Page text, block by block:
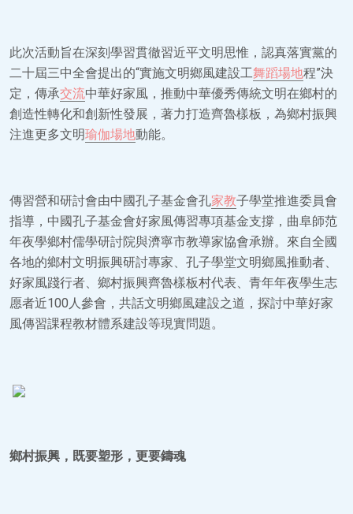
此次活動旨在深刻學習貫徹習近平文明思惟，認真落實黨的
二十屆三中全會提出的“實施文明鄉風建設工舞蹈場地程”決
定，傳承交流中華好家風，推動中華優秀傳統文明在鄉村的
創造性轉化和創新性發展，著力打造齊魯樣板，為鄉村振興
注進更多文明瑜伽場地動能。
傳習營和研討會由中國孔子基金會孔家教子學堂推進委員會
指導，中國孔子基金會好家風傳習專項基金支撐，曲阜師范
年夜學鄉村儒學研討院與濟寧市教導家協會承辦。來自全國
各地的鄉村文明振興研討專家、孔子學堂文明鄉風推動者、
好家風踐行者、鄉村振興齊魯樣板村代表、青年年夜學生志
愿者近100人參會，共話文明鄉風建設之道，探討中華好家
風傳習課程教材體系建設等現實問題。
鄉村振興，既要塑形，更要鑄魂